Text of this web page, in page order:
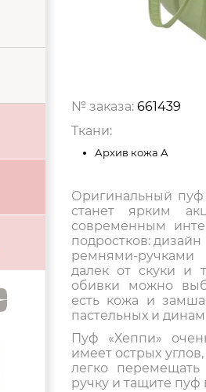
№ заказа: 661439
Ткани:
Архив кожа А
Оригинальный
станет ярким
современным
подростков:
ремнями-ручками
далек от скуки и
обивки можно
есть кожа и замша
пастельных и
Пуф «Хеппи»
имеет острых
легко
ручку и тащите пуф